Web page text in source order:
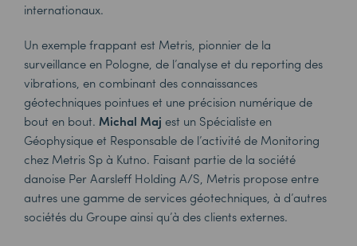
internationaux.
Un exemple frappant est Metris, pionnier de la
surveillance en Pologne, de l’analyse et du reporting des
vibrations, en combinant des connaissances
géotechniques pointues et une précision numérique de
bout en bout. Michal Maj est un Spécialiste en
Géophysique et Responsable de l’activité de Monitoring
chez Metris Sp à Kutno. Faisant partie de la société
danoise Per Aarsleff Holding A/S, Metris propose entre
autres une gamme de services géotechniques, à d’autres
sociétés du Groupe ainsi qu’à des clients externes.